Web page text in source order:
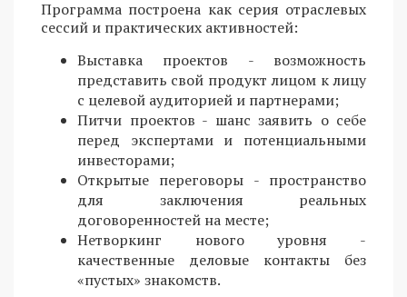
Программа построена как серия отраслевых
сессий и практических активностей:
Выставка проектов - возможность
представить свой продукт лицом к лицу
с целевой аудиторией и партнерами;
Питчи проектов - шанс заявить о себе
перед экспертами и потенциальными
инвесторами;
Открытые переговоры - пространство
для заключения реальных
договоренностей на месте;
Нетворкинг нового уровня -
качественные деловые контакты без
«пустых» знакомств.